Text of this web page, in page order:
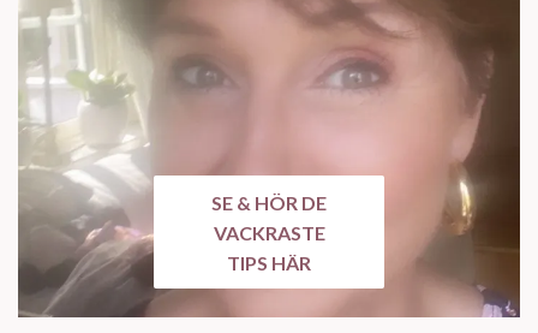
SE & HÖR DE
VACKRASTE
TIPS HÄR